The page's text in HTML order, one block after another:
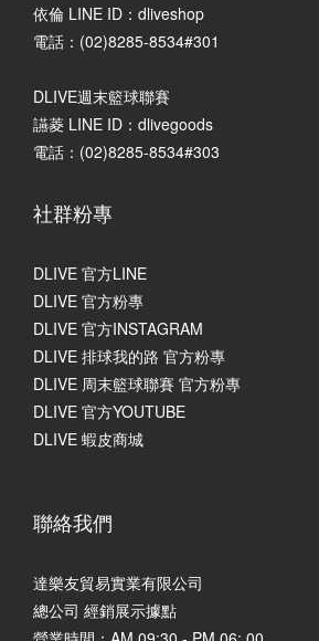
依倫 LINE ID：dliveshop
電話：(02)8285-8534#301
DLIVE週末籃球聯賽
讌菱 LINE ID：dlivegoods
電話：(02)8285-8534#303
社群粉專
DLIVE 官方LINE
DLIVE 官方粉專
DLIVE 官方INSTAGRAM
DLIVE 排球我的路 官方粉專
DLIVE 周末籃球聯賽 官方粉專
DLIVE 官方YOUTUBE
DLIVE 蝦皮商城
聯絡我們
達樂友貿易實業有限公司
總公司 經銷展示據點